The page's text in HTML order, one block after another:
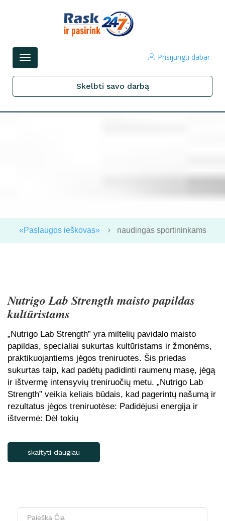
Perjungti
Prisijungti dabar
Skelbti savo darbą
«Paslaugos ieškovas» naudingas sportininkams
Nutrigo Lab Strength maisto papildas
kultūristams
„Nutrigo Lab Strength” yra miltelių pavidalo maisto
papildas, specialiai sukurtas kultūristams ir žmonėms,
praktikuojantiems jėgos treniruotes. Šis priedas
sukurtas taip, kad padėtų padidinti raumenų masę, jėgą
ir ištvermę intensyvių treniruočių metu. „Nutrigo Lab
Strength” veikia keliais būdais, kad pagerintų našumą ir
rezultatus jėgos treniruotėse: Padidėjusi energija ir
ištvermė: Dėl tokių
skaityti daugiau